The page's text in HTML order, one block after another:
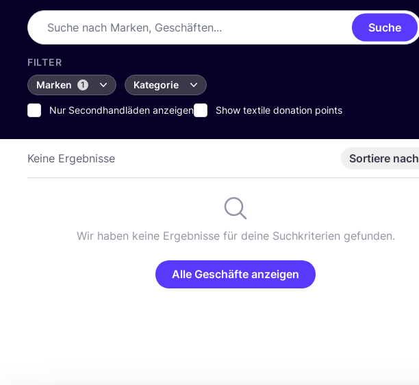
Suche
FILTER
Marken
1 Kategorie
Nur Secondhandläden anzeigen Show textile donation points
Keine Ergebnisse Sortiere nach
Wir haben keine Ergebnisse für deine Suchkriterien gefunden.
Alle Geschäfte anzeigen